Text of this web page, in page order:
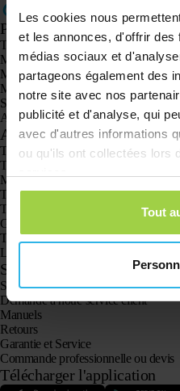
Les cookies nous
et les annonces, d'offrir des
médias sociaux et
partageons également des
notre site avec nos
publicité et d'analyse, qui
avec d'autres informations
ou qu'ils ont collectées lors
Tout
Produits
Traceur GPS Spotter X10
Montre GPS Spotter Senior
Montre GPS Spotter Explorer
Montre GPS Spotter pour enfants
Spotter CatX
Animal Spotter
Applications
Traceurs GPS
Traceur GPS pour enfants
Montres GPS pour enfants
Traceur GPS pour chats
Traceur GPS pour chiens
GPS pour personne agée avec bouton
Traceur GPS pour la démence et la
La montre alarme pour seniors
Service client
Se connecter
Demande à notre service client
Manuels
Retours
Garantie et Service
Commande professionnelle ou devis
Télécharger l'application